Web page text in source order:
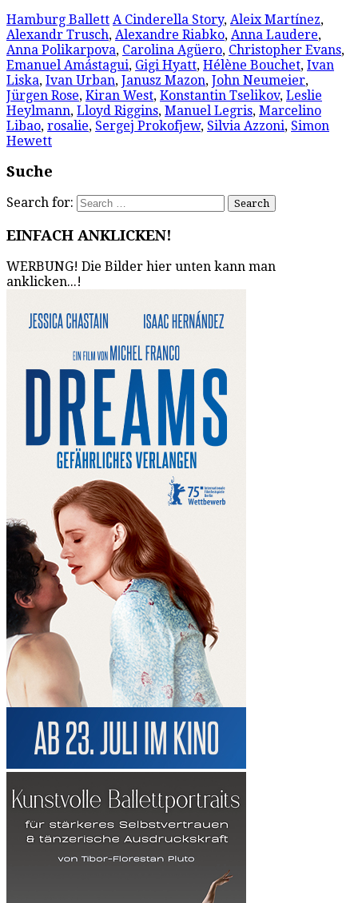
Hamburg Ballett A Cinderella Story, Aleix Martínez,
Alexandr Trusch, Alexandre Riabko, Anna Laudere,
Anna Polikarpova, Carolina Agüero, Christopher Evans,
Emanuel Amástagui, Gigi Hyatt, Hélène Bouchet, Ivan
Liska, Ivan Urban, Janusz Mazon, John Neumeier,
Jürgen Rose, Kiran West, Konstantin Tselikov, Leslie
Heylmann, Lloyd Riggins, Manuel Legris, Marcelino
Libao, rosalie, Sergej Prokofjew, Silvia Azzoni, Simon
Hewett
Suche
Search for:
EINFACH ANKLICKEN!
WERBUNG! Die Bilder hier unten kann man
anklicken...!